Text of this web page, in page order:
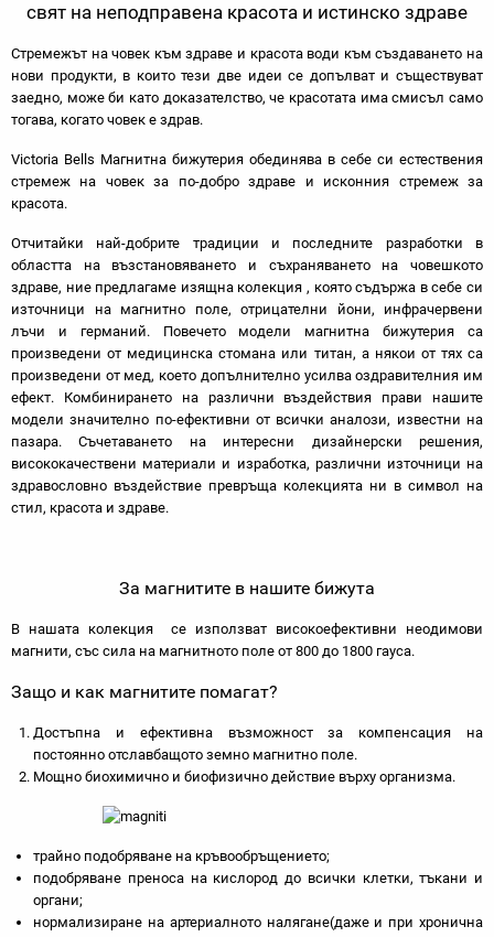
свят на неподправена красота и истинско здраве
Стремежът на човек към здраве и красота води към създаването на
нови продукти, в които тези две идеи се допълват и съществуват
заедно, може би като доказателство, че красотата има смисъл само
тогава, когато човек е здрав.
Victoria Bells Магнитна бижутерия обединява в себе си естествения
стремеж на човек за по-добро здраве и исконния стремеж за
красота.
Отчитайки най-добрите традиции и последните разработки в
областта на възстановяването и съхраняването на човешкото
здраве, ние предлагаме изящна колекция , която съдържа в себе си
източници на магнитно поле, отрицателни йони, инфрачервени
лъчи и германий. Повечето модели магнитна бижутерия са
произведени от медицинска стомана или титан, а някои от тях са
произведени от мед, което допълнително усилва оздравителния им
ефект. Комбинирането на различни въздействия прави нашите
модели значително по-ефективни от всички аналози, известни на
пазара. Съчетаването на интересни дизайнерски решения,
висококачествени материали и изработка, различни източници на
здравословно въздействие превръща колекцията ни в символ на
стил, красота и здраве.
За магнитите в нашите бижута
В нашата колекция се използват високоефективни неодимови
магнити, със сила на магнитното поле от 800 до 1800 гауса.
Защо и как магнитите помагат?
Достъпна и ефективна възможност за компенсация на
постоянно отславбащото земно магнитно поле.
Мощно биохимично и биофизично действие върху организма.
трайно подобряване на кръвообръщението;
подобряване преноса на кислород до всички клетки, тъкани и
органи;
нормализиране на артериалното налягане(даже и при хронична